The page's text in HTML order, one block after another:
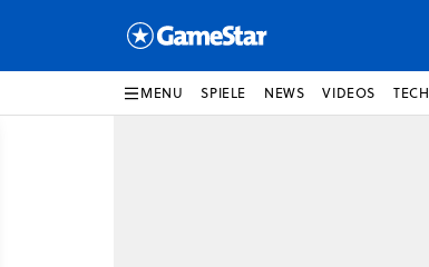
MENU SPIELE NEWS VIDEOS TECH